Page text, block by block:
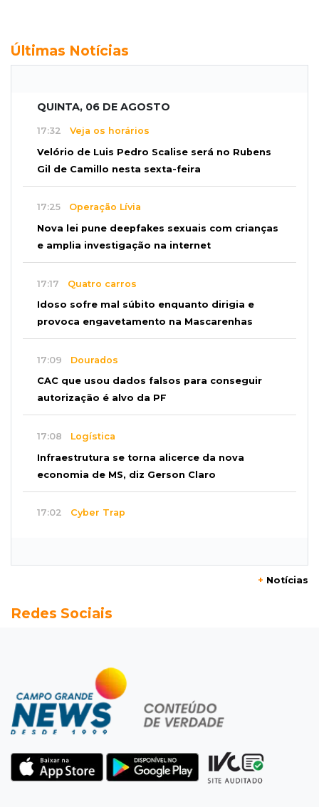
Últimas Notícias
QUINTA, 06 DE AGOSTO
17:32 Veja os horários
Velório de Luis Pedro Scalise será no Rubens
Gil de Camillo nesta sexta-feira
17:25 Operação Lívia
Nova lei pune deepfakes sexuais com crianças
e amplia investigação na internet
17:17 Quatro carros
Idoso sofre mal súbito enquanto dirigia e
provoca engavetamento na Mascarenhas
17:09 Dourados
CAC que usou dados falsos para conseguir
autorização é alvo da PF
17:08 Logística
Infraestrutura se torna alicerce da nova
economia de MS, diz Gerson Claro
17:02 Cyber Trap
Continuidade ou alternância: a oposição
Eleições 2026
Azambuja e a engenharia de um projeto para
permanecer no poder
Com máquinas nas ruas, Vila Nogueira e
Aimoré esperam fim do poeirão e lamaçal
+ Notícias
Redes Sociais